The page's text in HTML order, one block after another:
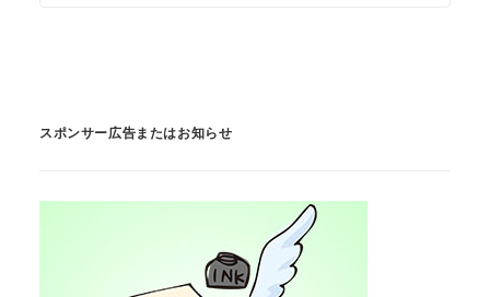
スポンサー広告またはお知らせ